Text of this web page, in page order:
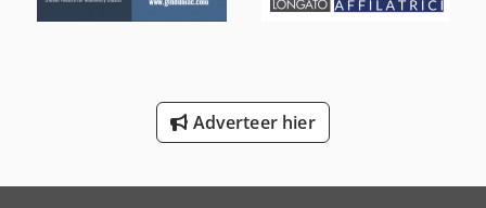
Trailer And Tools
Adverteer hier